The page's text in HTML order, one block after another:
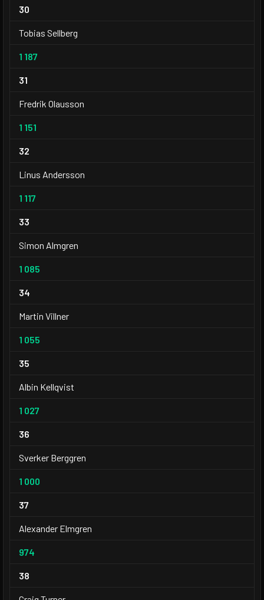
30
Tobias Sellberg
1 187
31
Fredrik Olausson
1 151
32
Linus Andersson
1 117
33
Simon Almgren
1 085
34
Martin Villner
1 055
35
Albin Kellqvist
1 027
36
Sverker Berggren
1 000
37
Alexander Elmgren
974
38